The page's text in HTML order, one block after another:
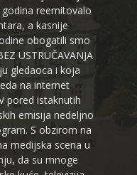
reemitovalo
a kasnije
obogatili smo
USTRUČAVANJA
gledaoca i koja
na internet
pored istaknutih
emisija nedeljno
S obzirom na
medijska scena u
da su mnoge